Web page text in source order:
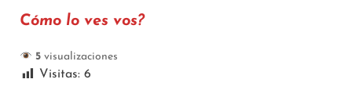
Cómo lo ves vos?
5visualizaciones
Visitas: 6